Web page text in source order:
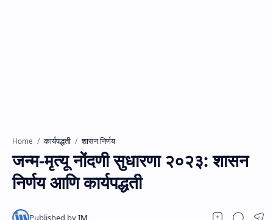
Home कार्यपद्धती शासन निर्णय
जन्म-मृत्यू नोंदणी सुधारणा २०२३: शासन
निर्णय आणि कार्यपद्धती